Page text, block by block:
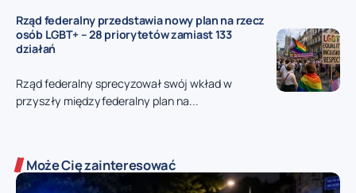
Rząd federalny przedstawia nowy plan na rzecz
osób LGBT+ – 28 priorytetów zamiast 133
działań
Rząd federalny sprecyzował swój wkład w
przyszły międzyfederalny plan na...
Może Cię zainteresować